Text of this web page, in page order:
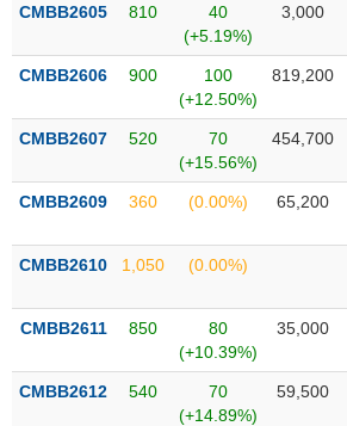
Không
ký
quỹ
Danh
mục
phiếu
chi
Tổng
Giao
CMBB2605 810
40
(+5.19%)
3,000
CMBB2606 900
100
(+12.50%)
819,200
CMBB2607 520
70
(+15.56%)
454,700
CMBB2609 360 (0.00%) 65,200
CMBB2610 1,050 (0.00%)
CMBB2611 850
80
(+10.39%)
35,000
CMBB2612 540
70
(+14.89%)
59,500
XUẤT
LIỆU
TIN
(-)
SECTOR